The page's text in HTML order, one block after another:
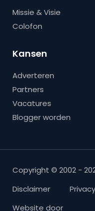
Missie & Visie
Colofon
Kansen
Adverteren
Partners
Vacatures
Blogger worden
Copyright © 2002 -
Disclaimer
Website door